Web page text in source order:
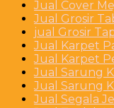
Jual Cover
Jual Grosir
jual Grosir
Jual Karpet
Jual Karpet
Jual Sarung
Jual Sarung
Jual Segala